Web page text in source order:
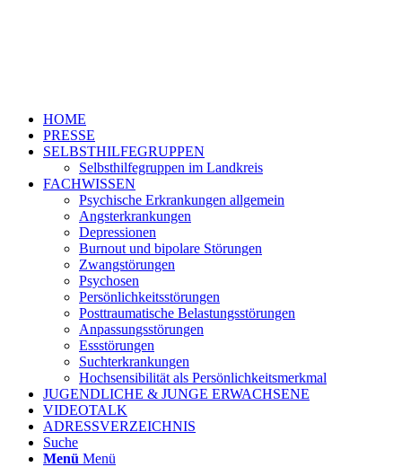
HOME
PRESSE
SELBSTHILFEGRUPPEN
Selbsthilfegruppen im Landkreis
FACHWISSEN
Psychische Erkrankungen allgemein
Angsterkrankungen
Depressionen
Burnout und bipolare Störungen
Zwangstörungen
Psychosen
Persönlichkeitsstörungen
Posttraumatische Belastungsstörungen
Anpassungsstörungen
Essstörungen
Suchterkrankungen
Hochsensibilität als Persönlichkeitsmerkmal
JUGENDLICHE & JUNGE ERWACHSENE
VIDEOTALK
ADRESSVERZEICHNIS
Suche
Menü Menü